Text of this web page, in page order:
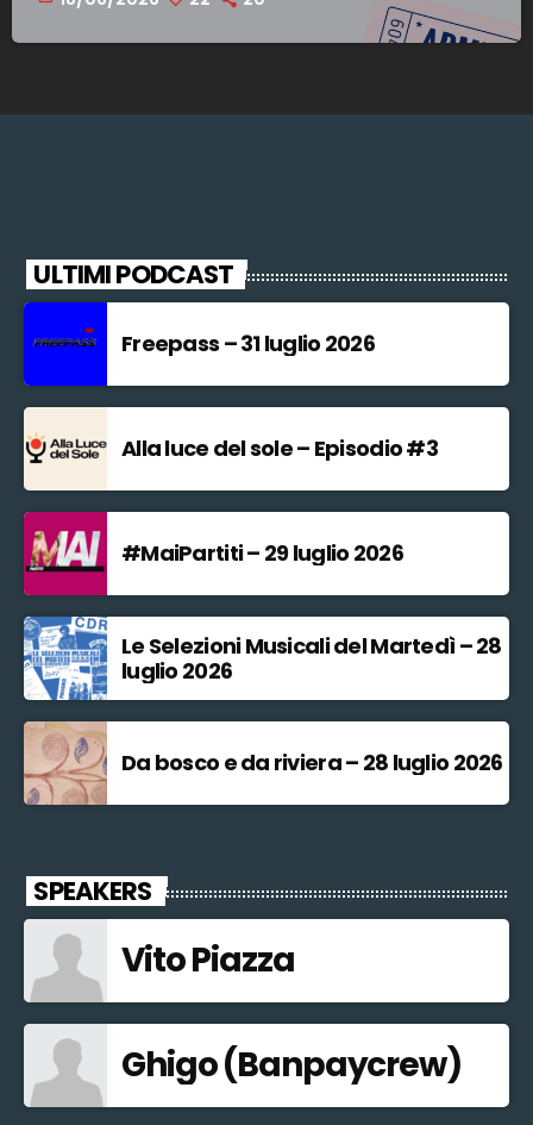
ULTIMI PODCAST
Freepass – 31 luglio 2026
Alla luce del sole – Episodio #3
#MaiPartiti – 29 luglio 2026
Le Selezioni Musicali del Martedì – 28
luglio 2026
Da bosco e da riviera – 28 luglio 2026
SPEAKERS
Vito Piazza
Ghigo (Banpaycrew)